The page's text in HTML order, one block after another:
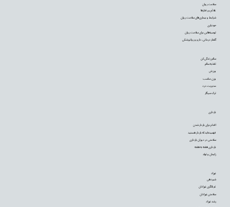
نوزاد
شیردهی
غربالگری نوزادان
سلامتی نوزادان
رشد نوزاد
بارداری
اقدام برای باردار شدن
فهمیده‌اید که باردار هستید
سلامتی در دوران بارداری
بارداری هفته به هفته
زایمان و تولد
سالم زندگی کن
تغذیه سالم
ورزش
وزن مناسب
مدیریت درد
ترک سیگار
سلامت روان
علائم و رفتارها
شرایط و بیماری‌های سلامت روان
خودیاری
توصیه‌‌هایی برای سلامت روان
گفتار درمانی، دارو و روانپزشکی